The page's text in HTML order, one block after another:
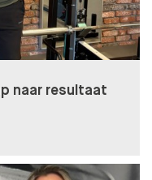
naar resultaat